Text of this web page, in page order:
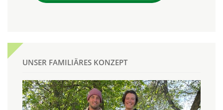
UNSER FAMILIÄRES KONZEPT